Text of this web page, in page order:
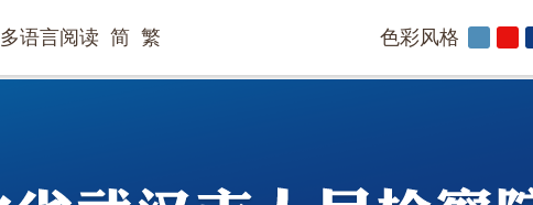
多语言阅读 简 繁 色彩风格